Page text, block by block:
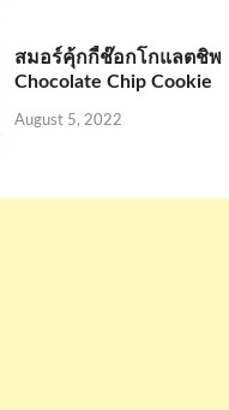
สมอร์คุ้กกี้ช๊อกโกแลตชิพ
Chocolate Chip Cookie
August 5, 2022